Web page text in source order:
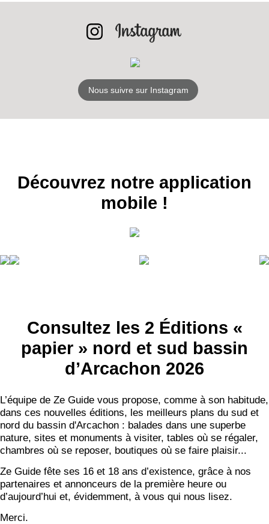
RECEVEZ
BONS PLANS
INSCRIPTION
Nous suivre sur Instagram
Découvrez notre application
mobile !
Consultez les 2 Éditions «
papier » nord et sud bassin
d’Arcachon 2026
L’équipe de Ze Guide vous propose, comme à son habitude,
dans ces nouvelles éditions, les meilleurs plans du sud et
nord du bassin d'Arcachon : balades dans une superbe
nature, sites et monuments à visiter, tables où se régaler,
chambres où se reposer, boutiques où se faire plaisir...
Ze Guide fête ses 16 et 18 ans d’existence, grâce à nos
partenaires et annonceurs de la première heure ou
d’aujourd’hui et, évidemment, à vous qui nous lisez.
Merci.